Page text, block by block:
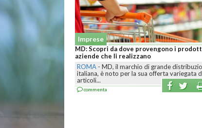
Economia Generale
Italia rallenta: crescita frenata e
salita nel 2026
ROMA - Le nuove stime indicano
meno dinamica e prezzi in aumento, mentre
conflitto...
commenta